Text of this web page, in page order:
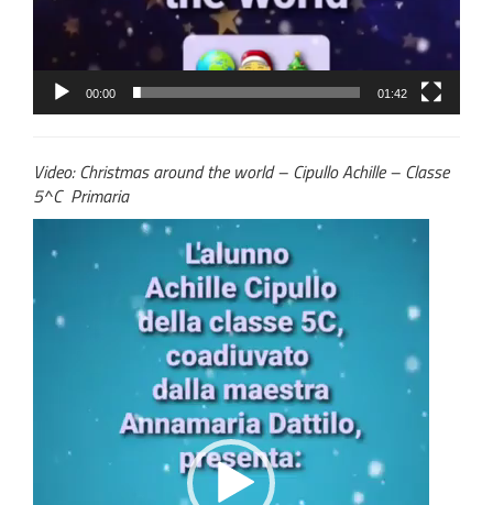
00:00 01:42
Video: Christmas around the world – Cipullo Achille – Classe
5^C Primaria
Player